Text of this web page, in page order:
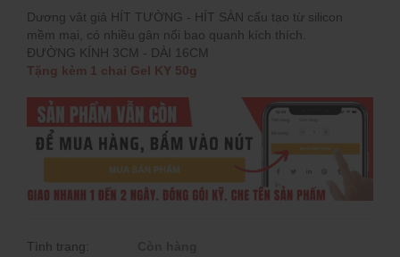
Dương vât giả HÍT TƯỜNG - HÍT SÀN cấu tạo từ silicon
mềm mại, có nhiều gân nổi bao quanh kích thích.
ĐƯỜNG KÍNH 3CM - DÀI 16CM
Tặng kèm 1 chai Gel KY 50g
Tình trạng: